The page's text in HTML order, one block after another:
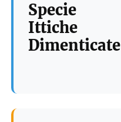
Specie
Ittiche
Dimenticate